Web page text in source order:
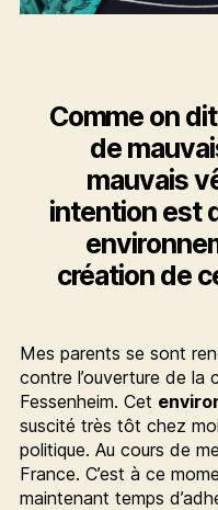
Comme on
de
mauvais
intention est
création de
Mes parents se sont
contre l’ouverture de la
Fessenheim. Cet
suscité très tôt chez
politique. Au cours de
France. C’est à ce
maintenant temps